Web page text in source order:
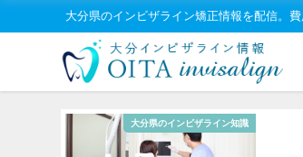
大分県のインビザライン矯正情報を配信。
大分県のインビザライン知識